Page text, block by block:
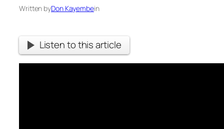
Written byDon Kayembein
Listen to this article